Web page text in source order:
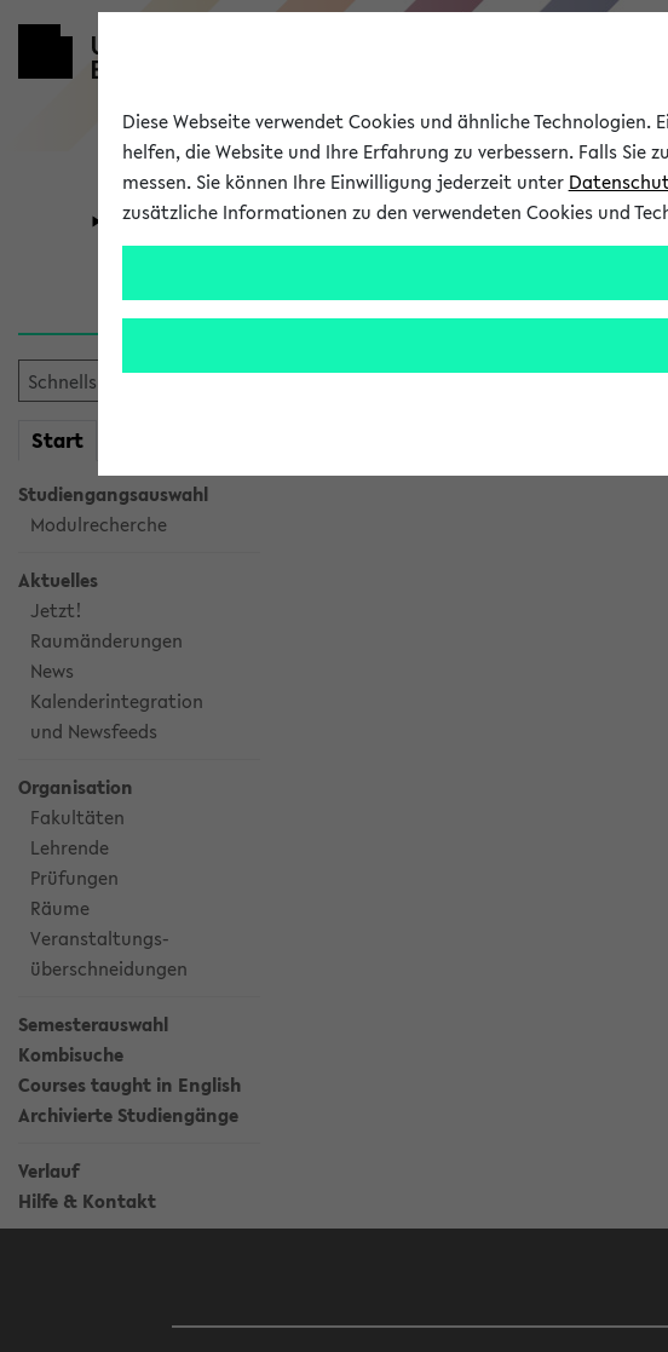
Universität Forschung Studium
Start
Studiengangsauswahl
Modulrecherche
Aktuelles
Jetzt!
Raumänderungen
News
Kalenderintegration
und Newsfeeds
Organisation
Fakultäten
Lehrende
Prüfungen
Räume
Veranstaltungs-
überschneidungen
Semesterauswahl
Kombisuche
Courses taught in English
Archivierte Studiengänge
Verlauf
Hilfe & Kontakt
Verlauf
Diese Webseite verwendet Cookies und ähnliche
helfen, die Website und Ihre Erfahrung zu verbessern. Falls
messen. Sie können Ihre Einwilligung jederzeit unter
zusätzliche Informationen zu den verwendeten Cookies und